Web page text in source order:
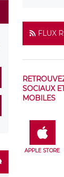
FLUX
SOCIAUX
MOBILES
APPLE STORE